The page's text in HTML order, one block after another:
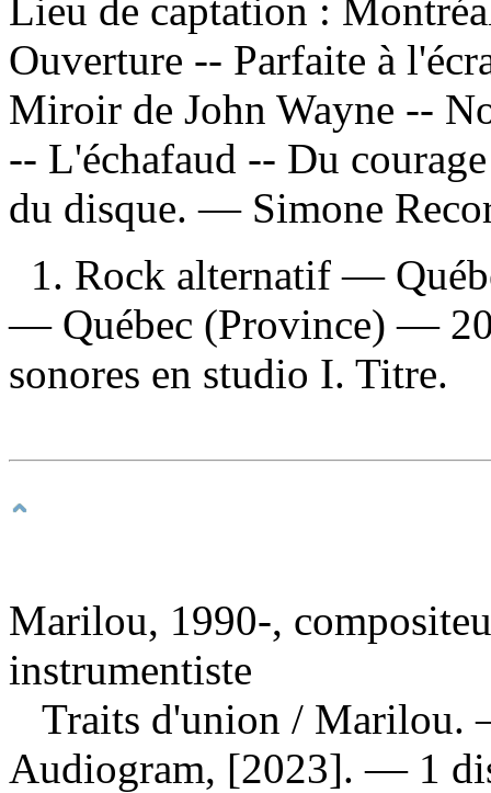
Lieu de captation :
Ouverture -- Parfaite à
Miroir de John Wayne --
-- L'échafaud -- Du
du disque. — Simone
1. Rock alternatif —
— Québec (Province) —
sonores en studio I. Titre.
Marilou, 1990-,
instrumentiste
Traits d'union / Marilou.
Audiogram, [2023]. — 1